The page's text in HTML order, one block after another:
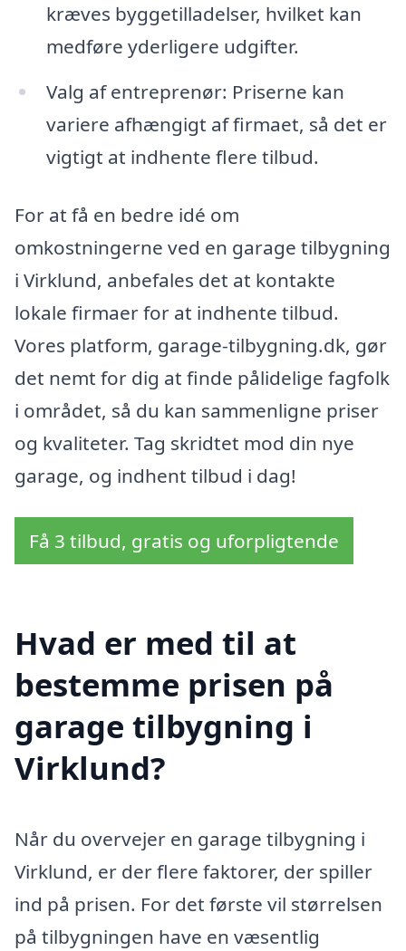
kræves byggetilladelser, hvilket kan
medføre yderligere udgifter.
Valg af entreprenør: Priserne kan
variere afhængigt af firmaet, så det er
vigtigt at indhente flere tilbud.
For at få en bedre idé om
omkostningerne ved en garage tilbygning
i Virklund, anbefales det at kontakte
lokale firmaer for at indhente tilbud.
Vores platform, garage-tilbygning.dk, gør
det nemt for dig at finde pålidelige fagfolk
i området, så du kan sammenligne priser
og kvaliteter. Tag skridtet mod din nye
garage, og indhent tilbud i dag!
Få 3 tilbud, gratis og uforpligtende
Hvad er med til at
bestemme prisen på
garage tilbygning i
Virklund?
Når du overvejer en garage tilbygning i
Virklund, er der flere faktorer, der spiller
ind på prisen. For det første vil størrelsen
på tilbygningen have en væsentlig